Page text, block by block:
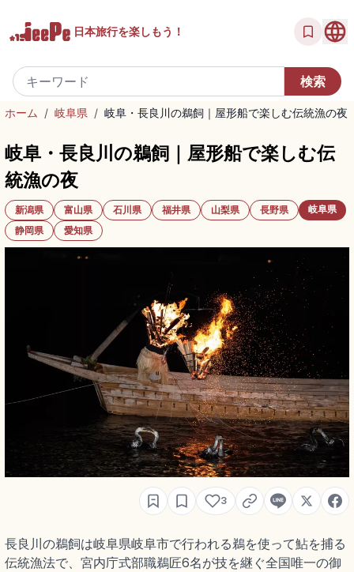
日本旅行を楽しもう！
ホーム / 岐阜県 / 岐阜・長良川の鵜飼｜屋形船で楽しむ伝統漁の夜
岐阜・長良川の鵜飼｜屋形船で楽しむ伝
統漁の夜
新潟県 富山県 石川県 福井県 山梨県 長野県
岐阜県
静岡県
愛知県
3
長良川の鵜飼は岐阜県岐阜市で行われる鵜を使って鮎を捕る
伝統漁法で、宮内庁式部職鵜匠6名が技を継ぐ全国唯一の御